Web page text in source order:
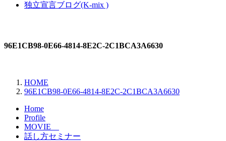
独立宣言ブログ(K-mix )
96E1CB98-0E66-4814-8E2C-2C1BCA3A6630
HOME
96E1CB98-0E66-4814-8E2C-2C1BCA3A6630
Home
Profile
MOVIE
話し方セミナー